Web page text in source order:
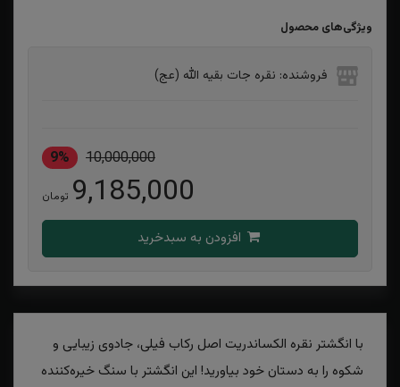
ویژگی‌های محصول
فروشنده: نقره جات بقیه الله (عج)
10,000,000
9%
9,185,000 تومان
با انگشتر نقره الکساندریت اصل رکاب فیلی، جادوی زیبایی و
شکوه را به دستان خود بیاورید! این انگشتر با سنگ خیره‌کننده